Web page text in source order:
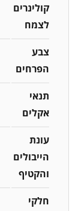
קולינרים
לצמח
צבע
הפרחים
תנאי
אקלים
עונת
הייבולים
והקטיף
חלקי